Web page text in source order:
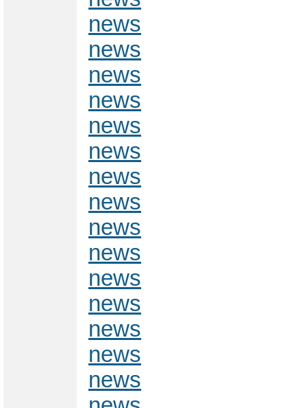
news
news
news
news
news
news
news
news
news
news
news
news
news
news
news